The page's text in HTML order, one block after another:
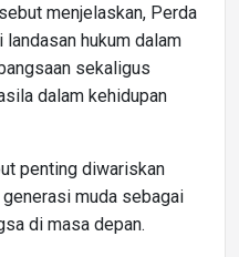
menjelaskan, Perda
landasan hukum dalam
sekaligus
dalam kehidupan
penting diwariskan
muda sebagai
di masa depan.